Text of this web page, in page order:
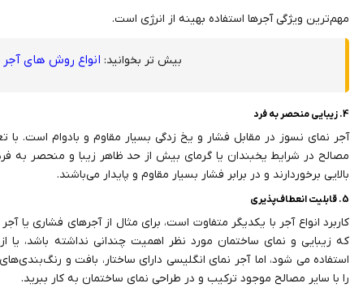
مهم‌ترین ویژگی آجرها استفاده بهینه از انرژی است.
بیش تر بخوانید: انواع روش های
4. زیبایی منحصر به فرد
آجر نمای نسوز در مقابل فشار و یخ زدگی بسیار مقاوم و بادوام است.
مصالح در شرایط یخبندان یا گرمای بیش از حد ظاهر زیبا و منحصر به
بالایی برخوردارند و در برابر فشار بسیار مقاوم و پایدار می‌باشند.
5. قابلیت انعطاف‌پذیری
کاربرد انواع آجر با یکدیگر متفاوت است، برای مثال از آجرهای فشاری یا
که زیبایی و نمای ساختمان مورد نظر اهمیت چندانی نداشته باشد، یا
استفاده می شود، اما آجر نمای انگلیسی دارای ساختار، بافت و
را با سایر مصالح موجود ترکیب و در طراحی نمای ساختمان به کار ببرید.